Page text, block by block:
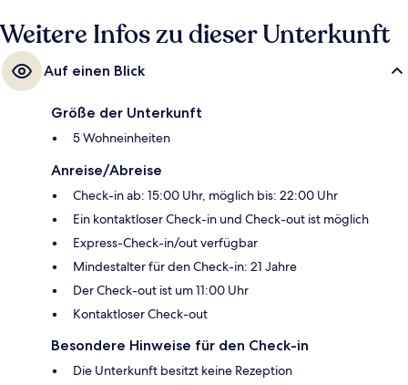
Weitere Infos zu dieser Unterkunft
Auf einen Blick
Größe der Unterkunft
5 Wohneinheiten
Anreise/Abreise
Check-in ab: 15:00 Uhr, möglich bis: 22:00 Uhr
Ein kontaktloser Check-in und Check-out ist möglich
Express-Check-in/out verfügbar
Mindestalter für den Check-in: 21 Jahre
Der Check-out ist um 11:00 Uhr
Kontaktloser Check-out
Besondere Hinweise für den Check-in
Die Unterkunft besitzt keine Rezeption